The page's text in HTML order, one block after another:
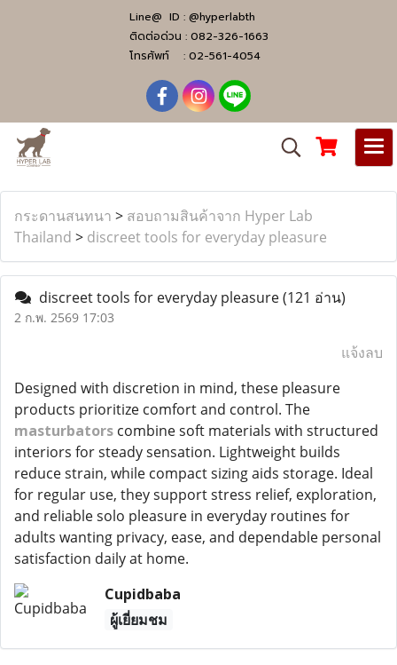
Line@ ID : @hyperlabth
ติดต่อด่วน : 082-326-1663
โทรศัพท์ : 02-561-4054
กระดานสนทนา > สอบถามสินค้าจาก Hyper Lab
Thailand > discreet tools for everyday pleasure
discreet tools for everyday pleasure(121 อ่าน)
2 ก.พ. 2569 17:03
แจ้งลบ
Designed with discretion in mind, these pleasure
products prioritize comfort and control. The
masturbators combine soft materials with structured
interiors for steady sensation. Lightweight builds
reduce strain, while compact sizing aids storage. Ideal
for regular use, they support stress relief, exploration,
and reliable solo pleasure in everyday routines for
adults wanting privacy, ease, and dependable personal
satisfaction daily at home.
Cupidbaba
ผู้เยี่ยมชม